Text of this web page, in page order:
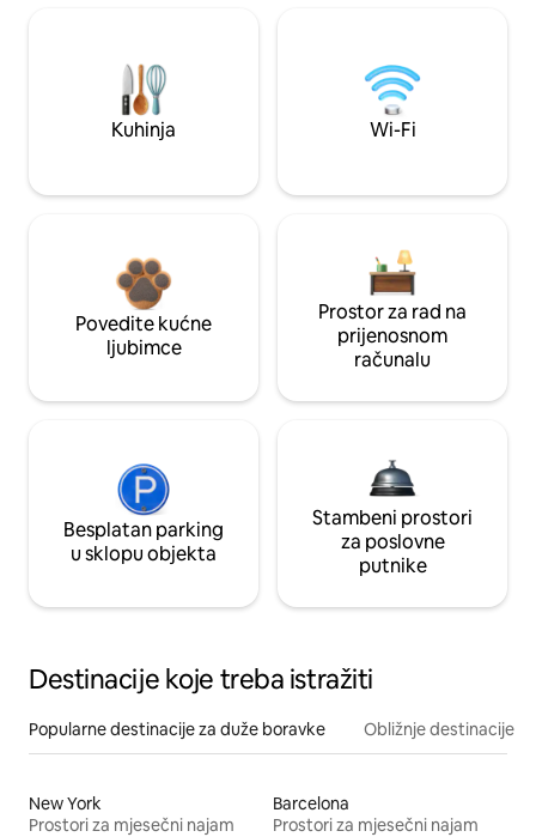
Kuhinja Wi-Fi
Povedite kućne
ljubimce
Prostor za rad na
prijenosnom
računalu
Besplatan parking
u sklopu objekta
Stambeni prostori
za poslovne
putnike
Destinacije koje treba istražiti
Popularne destinacije za duže boravke Obližnje destinacije
New York
Prostori za mjesečni najam
Barcelona
Prostori za mjesečni najam